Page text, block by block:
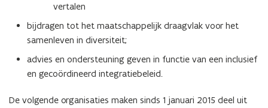
vertalen
bijdragen tot het maatschappelijk draagvlak voor het
samenleven in diversiteit;
advies en ondersteuning geven in functie van een inclusief
en gecoördineerd integratiebeleid.
De volgende organisaties maken sinds 1 januari 2015 deel uit